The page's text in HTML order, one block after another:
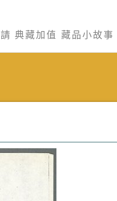
典藏加值 藏品小故事